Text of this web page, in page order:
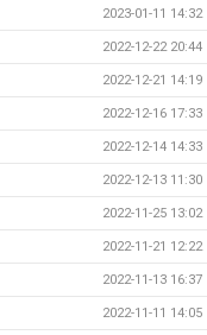
2023-01-11 14:32
2022-12-22 20:44
2022-12-21 14:19
2022-12-16 17:33
2022-12-14 14:33
2022-12-13 11:30
2022-11-25 13:02
2022-11-21 12:22
2022-11-13 16:37
2022-11-11 14:05